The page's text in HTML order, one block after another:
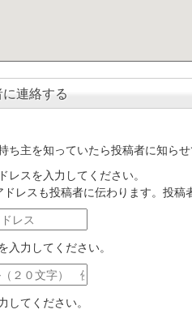
連絡する
ち主を知っていたら投稿者に知らせ
レスを入力してください。
レスも投稿者に伝わります。投稿
入力してください。
してください。